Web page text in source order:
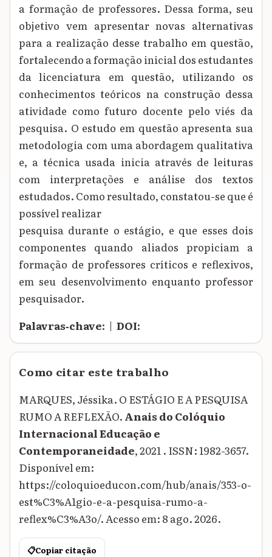
a formação de professores. Dessa forma, seu
objetivo vem apresentar novas alternativas
para a realização desse trabalho em questão,
fortalecendo a formação inicial dos estudantes
da licenciatura em questão, utilizando os
conhecimentos teóricos na construção dessa
atividade como futuro docente pelo viés da
pesquisa. O estudo em questão apresenta sua
metodologia com uma abordagem qualitativa
e, a técnica usada inicia através de leituras
com interpretações e análise dos textos
estudados. Como resultado, constatou-se que é
possível realizar
pesquisa durante o estágio, e que esses dois
componentes quando aliados propiciam a
formação de professores críticos e reflexivos,
em seu desenvolvimento enquanto professor
pesquisador.
Palavras‑chave: | DOI:
Como citar este trabalho
MARQUES, Jéssika. O ESTÁGIO E A PESQUISA
RUMO A REFLEXÃO. Anais do Colóquio
Internacional Educação e
Contemporaneidade, 2021 . ISSN: 1982-3657.
Disponível em:
https://coloquioeducon.com/hub/anais/353-o-
est%C3%A1gio-e-a-pesquisa-rumo-a-
reflex%C3%A3o/. Acesso em: 8 ago. 2026.
📋Copiar citação